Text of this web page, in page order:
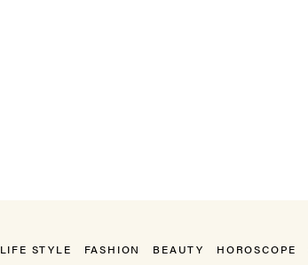
LIFE STYLE FASHION BEAUTY HOROSCOPE